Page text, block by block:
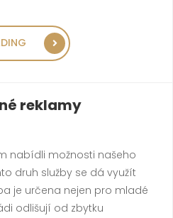
„NÁŠ TÝM“
reklamy
nabídli možnosti našeho
druh služby se dá využít
je určena nejen pro mladé
odlišují od zbytku